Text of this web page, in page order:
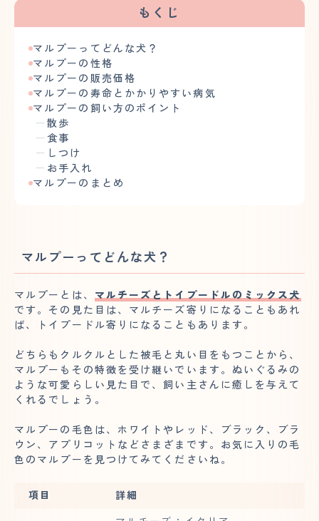
もくじ
マルプーってどんな犬？
マルプーの性格
マルプーの販売価格
マルプーの寿命とかかりやすい病気
マルプーの飼い方のポイント
散歩
食事
しつけ
お手入れ
マルプーのまとめ
マルプーってどんな犬？
マルプーとは、 マルチーズとトイプードルのミックス犬
です。その見た目は、マルチーズ寄りになることもあれ
ば、トイプードル寄りになることもあります。
どちらもクルクルとした被毛と丸い目をもつことから、
マルプーもその特徴を受け継いでいます。ぬいぐるみの
ような可愛らしい見た目で、飼い主さんに癒しを与えて
くれるでしょう。
マルプーの毛色は、ホワイトやレッド、ブラック、ブラ
ウン、アプリコットなどさまざまです。お気に入りの毛
色のマルプーを見つけてみてくださいね。
項目 詳細